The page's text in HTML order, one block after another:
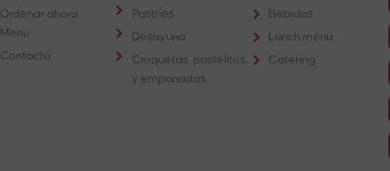
Ordenar ahora
Menu
Contacto
Pastries
Desayuno
Croquetas, pastelitos
y empanadas
Bebidas
Lunch menu
Catering